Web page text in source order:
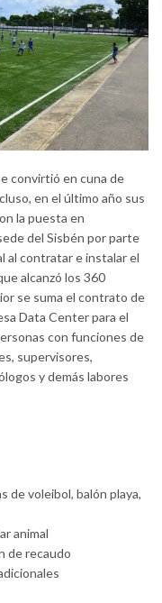
convirtió en cuna de
en el último año sus
la puesta en
del Sisbén por parte
al contratar e instalar el
alcanzó los 360
se suma el contrato de
Data Center para el
con funciones de
supervisores,
y demás labores
de voleibol, balón playa,
animal
de recaudo